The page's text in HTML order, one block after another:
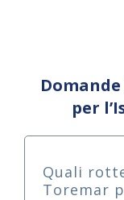
per
Quali
Toremar